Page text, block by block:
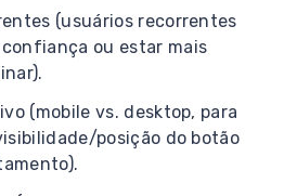
(usuários recorrentes
ou estar mais
(mobile vs. desktop, para
posição do botão